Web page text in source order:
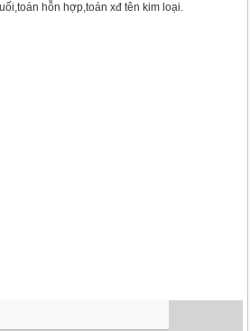
hỗn hợp,toán xđ tên kim loại.